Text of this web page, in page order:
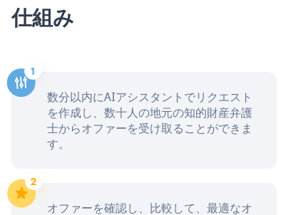
仕組み
数分以内にAIアシスタントでリクエスト
を作成し、数十人の地元の知的財産弁護
士からオファーを受け取ることができま
す。
オファーを確認し、比較して、最適なオ